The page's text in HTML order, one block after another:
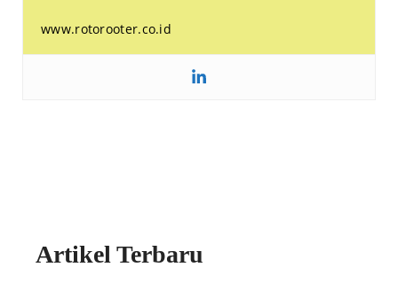
www.rotorooter.co.id
Artikel Terbaru